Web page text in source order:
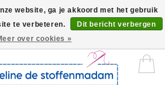
stoffen worden verkocht per 10 cm.
website, ga je akkoord met het gebruik
te verbeteren.
Dit bericht verbergen
over cookies »